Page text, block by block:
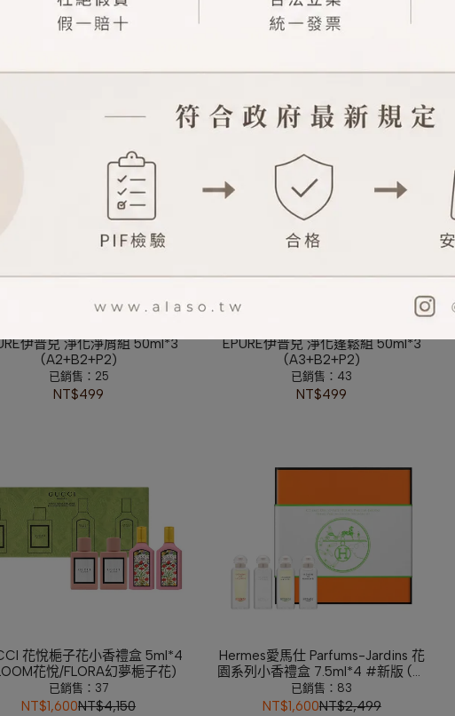
淡香精三件組禮盒 7.5ml*3
Diptyque 經典淡香水禮盒 7.5ml*5入
伊普兒 淨化淨屑組 50ml*3
(A2+B2+P2)
已銷售：25
NT$499
ÉPURE伊普兒 淨化蓬鬆組 50ml*3
(A3+B2+P2)
已銷售：43
NT$499
花悅梔子花小香禮盒 5ml*4
花悅/FLORA幻夢梔子花)
已銷售：37
NT$1,600NT$4,150
Hermes愛馬仕 Parfums-Jardins 花
園系列小香禮盒 7.5ml*4 #新版 (潟
湖花園/尼羅河花園/希瑟花園/李先生
的花園)
已銷售：83
NT$1,600NT$2,499